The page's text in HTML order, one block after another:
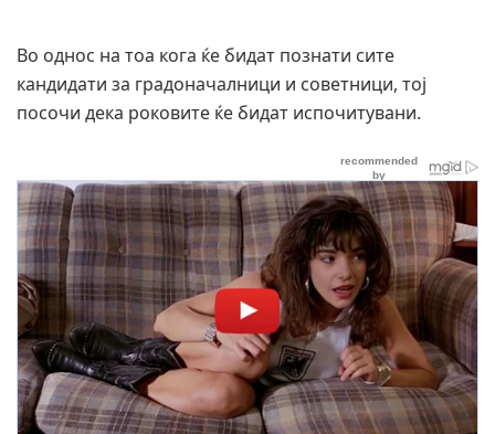
Во однос на тоа кога ќе бидат познати сите
кандидати за градоначалници и советници, тој
посочи дека роковите ќе бидат испочитувани.